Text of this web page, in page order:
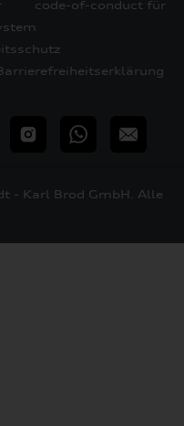
code-of-conduct für
InstagramWhatsApp
E-
- Karl Brod GmbH. Alle